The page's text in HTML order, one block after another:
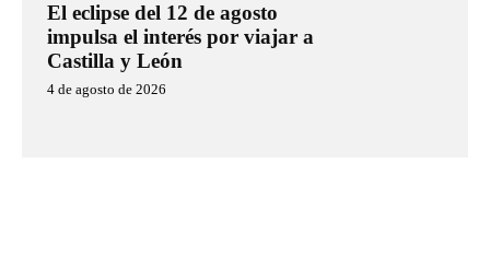
El eclipse del 12 de agosto
impulsa el interés por viajar a
Castilla y León
4 de agosto de 2026